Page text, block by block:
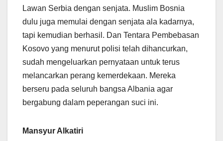
Lawan Serbia dengan senjata. Muslim Bosnia
dulu juga memulai dengan senjata ala kadarnya,
tapi kemudian berhasil. Dan Tentara Pembebasan
Kosovo yang menurut polisi telah dihancurkan,
sudah mengeluarkan pernyataan untuk terus
melancarkan perang kemerdekaan. Mereka
berseru pada seluruh bangsa Albania agar
bergabung dalam peperangan suci ini.
Mansyur Alkatiri